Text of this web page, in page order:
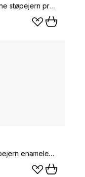
Victoria firkantet grillpanne støpejern pre-seasoned, 44,1x28,4 cm
Victoria stekepanne støpejern enameled, Ø30 cm